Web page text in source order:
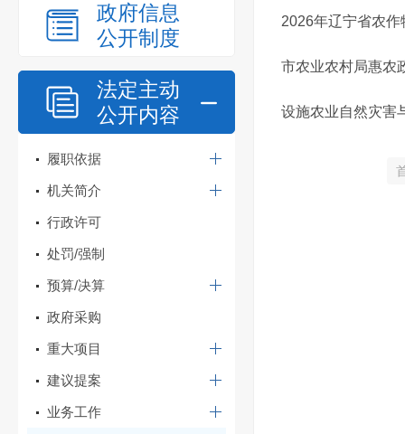
政府信息
公开制度
法定主动
公开内容
履职依据
机关简介
行政许可
处罚/强制
预算/决算
政府采购
重大项目
建议提案
业务工作
2026年辽宁省农
市农业农村局惠农
设施农业自然灾害